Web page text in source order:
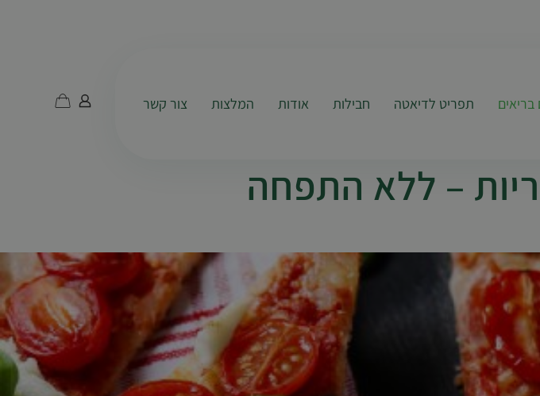
בריאים תפריט לדיאטה חבילות אודות המלצות צור קשר
– ללא התפחה